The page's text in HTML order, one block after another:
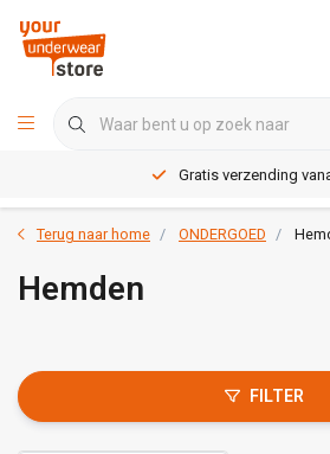
Gratis verzending
Terug naar home ONDERGOED
Hemden
FILTER